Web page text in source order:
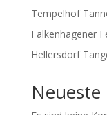
Tempelhof
Falkenhagener
Hellersdorf